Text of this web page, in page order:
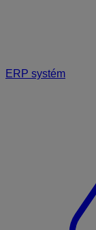
ERP systém